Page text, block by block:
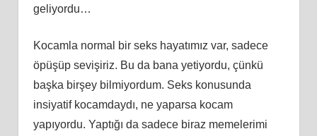
geliyordu…
Kocamla normal bir seks hayatımız var, sadece
öpüşüp sevişiriz. Bu da bana yetiyordu, çünkü
başka birşey bilmiyordum. Seks konusunda
insiyatif kocamdaydı, ne yaparsa kocam
yapıyordu. Yaptığı da sadece biraz memelerimi